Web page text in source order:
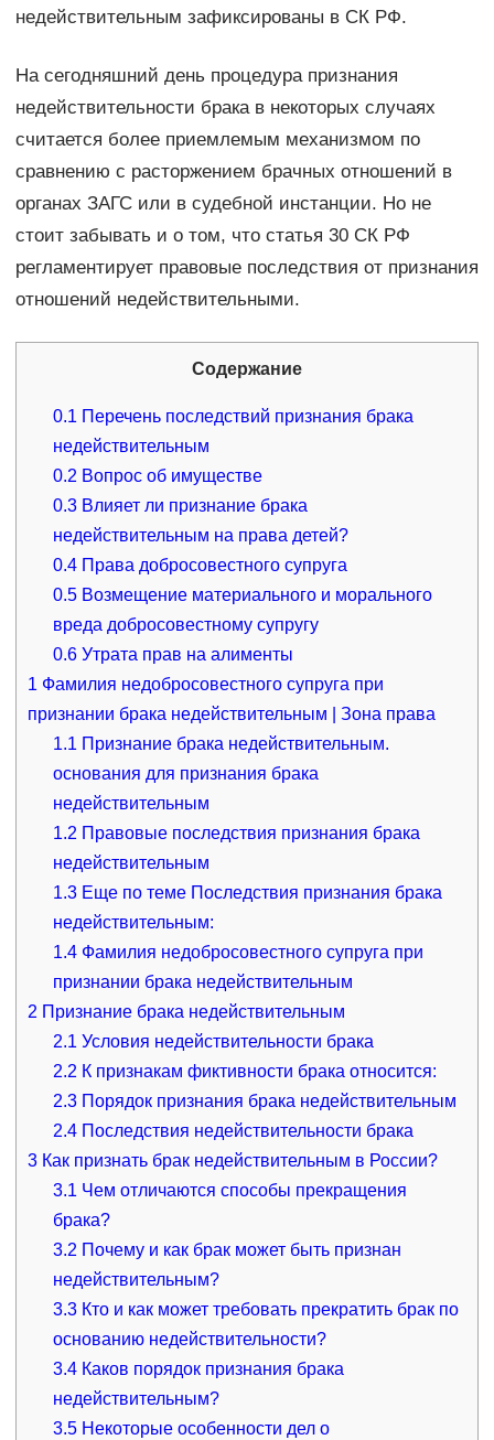
недействительным зафиксированы в СК РФ.
На сегодняшний день процедура признания
недействительности брака в некоторых случаях
считается более приемлемым механизмом по
сравнению с расторжением брачных отношений в
органах ЗАГС или в судебной инстанции. Но не
стоит забывать и о том, что статья 30 СК РФ
регламентирует правовые последствия от признания
отношений недействительными.
Содержание
0.1 Перечень последствий признания брака
недействительным
0.2 Вопрос об имуществе
0.3 Влияет ли признание брака
недействительным на права детей?
0.4 Права добросовестного супруга
0.5 Возмещение материального и морального
вреда добросовестному супругу
0.6 Утрата прав на алименты
1 Фамилия недобросовестного супруга при
признании брака недействительным | Зона права
1.1 Признание брака недействительным.
основания для признания брака
недействительным
1.2 Правовые последствия признания брака
недействительным
1.3 Еще по теме Последствия признания брака
недействительным:
1.4 Фамилия недобросовестного супруга при
признании брака недействительным
2 Признание брака недействительным
2.1 Условия недействительности брака
2.2 К признакам фиктивности брака относится:
2.3 Порядок признания брака недействительным
2.4 Последствия недействительности брака
3Как признать брак недействительным в России?
3.1 Чем отличаются способы прекращения
брака?
3.2 Почему и как брак может быть признан
недействительным?
3.3 Кто и как может требовать прекратить брак по
основанию недействительности?
3.4 Каков порядок признания брака
недействительным?
3.5 Некоторые особенности дел о